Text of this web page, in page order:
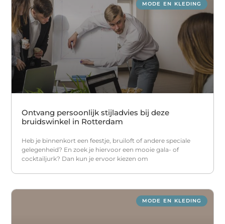
MODE EN KLEDING
Ontvang persoonlijk stijladvies bij deze
bruidswinkel in Rotterdam
Heb je binnenkort een feestje, bruiloft of andere speciale
gelegenheid? En zoek je hiervoor een mooie gala- of
cocktailjurk? Dan kun je ervoor kiezen om
MODE EN KLEDING